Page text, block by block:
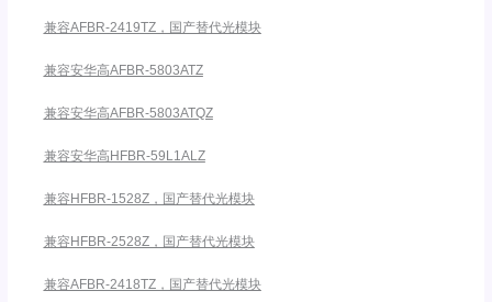
兼容AFBR-2419TZ，国产替代光模块
兼容安华高AFBR-5803ATZ
兼容安华高AFBR-5803ATQZ
兼容安华高HFBR-59L1ALZ
兼容HFBR-1528Z，国产替代光模块
兼容HFBR-2528Z，国产替代光模块
兼容AFBR-2418TZ，国产替代光模块